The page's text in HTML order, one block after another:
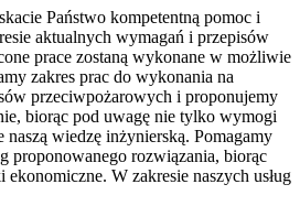
Państwo kompetentną pomoc i
aktualnych wymagań i przepisów
prace zostaną wykonane w możliwie
zakres prac do wykonania na
przeciwpożarowych i proponujemy
biorąc pod uwagę nie tylko wymogi
naszą wiedzę inżynierską. Pomagamy
proponowanego rozwiązania, biorąc
W zakresie naszych usług